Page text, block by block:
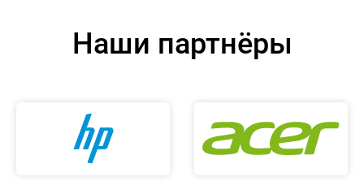
Наши партнёры